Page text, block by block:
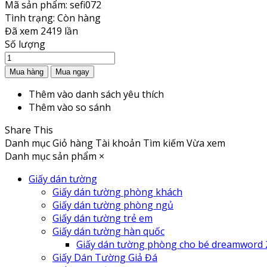
Mã sản phẩm: sefi072
Tình trạng: Còn hàng
Đã xem 2419 lần
Số lượng
Thêm vào danh sách yêu thích
Thêm vào so sánh
Share This
Danh mụcGiỏ hàng Tài khoản Tìm kiếm Vừa xem
Danh mục sản phẩm ×
Giấy dán tường
Giấy dán tường phòng khách
Giấy dán tường phòng ngủ
Giấy dán tường trẻ em
Giấy dán tường hàn quốc
Giấy dán tường phòng cho bé dreamword
Giấy Dán Tường Giả Đá